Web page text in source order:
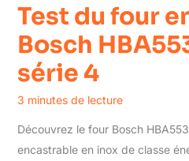
Test du four
Bosch
série 4
3 minutes de lecture
Découvrez le four Bosch
encastrable en inox de classe